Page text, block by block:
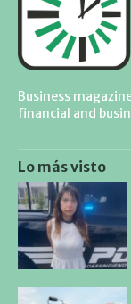
Business
financial and
Lo más visto